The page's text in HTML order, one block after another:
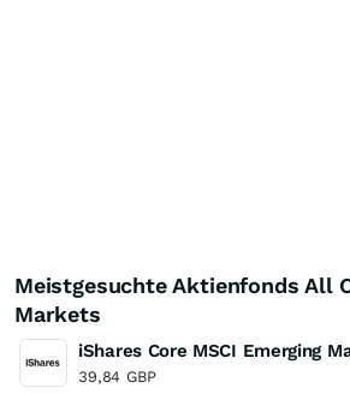
Meistgesuchte Aktienfonds All
Markets
iShares Core MSCI Emerging
39,84 GBP